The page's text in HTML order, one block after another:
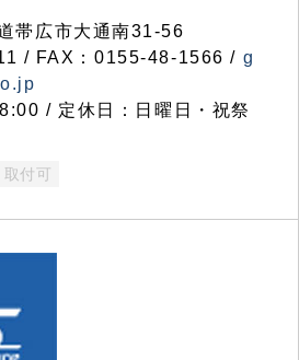
帯広市大通南31-56
/ FAX：0155-48-1566 / g
/ 定休日：日曜日・祝祭
取付可